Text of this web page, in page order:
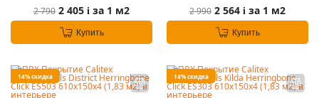
2 790 2 405 i за 1 м2
Купить
2 990 2 564 i за 1 м2
Купить
14% скидка 14% скидка